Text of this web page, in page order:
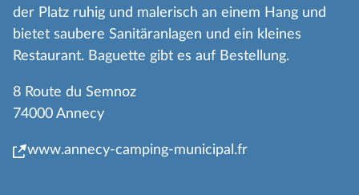
der Platz ruhig und malerisch an einem Hang und
bietet saubere Sanitäranlagen und ein kleines
Restaurant. Baguette gibt es auf Bestellung.
8 Route du Semnoz
74000 Annecy
www.annecy-camping-municipal.fr